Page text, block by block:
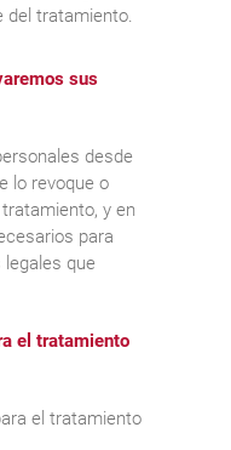
del tratamiento.
sus
desde
lo revoque o
y en
para
que
el tratamiento
el tratamiento